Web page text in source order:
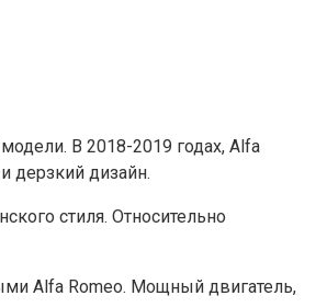
В 2018-2019 годах, Alfa
дерзкий дизайн.
стиля. Относительно
Alfa Romeo. Мощный двигатель,